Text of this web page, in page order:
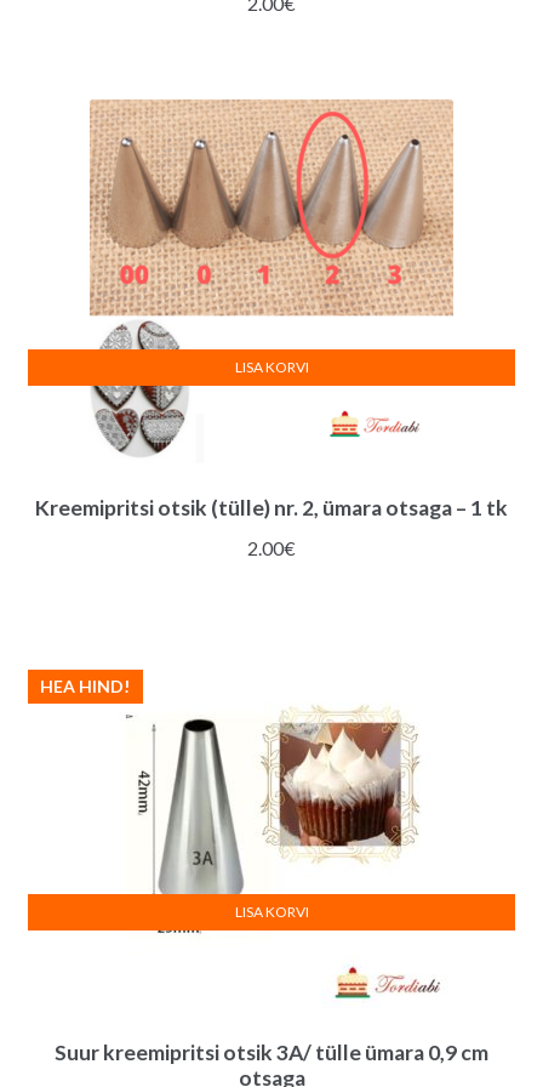
Kreemipritsi otsik (tülle) nr. 2, ümara otsaga – 1 tk
2.00€
LISA KORVI
Suur kreemipritsi otsik 3A/ tülle ümara 0,9 cm
otsaga
HEA HIND!
LISA KORVI